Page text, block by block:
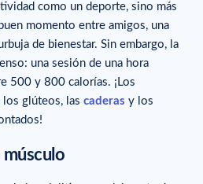
como un deporte, sino más
momento entre amigos, una
de bienestar. Sin embargo, la
una sesión de una hora
500 y 800 calorías. ¡Los
glúteos, las caderas y los